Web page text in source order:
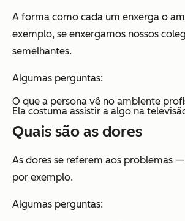
A forma como cada um enxerga o
exemplo, se enxergamos nossos
semelhantes.
Algumas perguntas:
O que a persona vê no ambiente
Ela costuma assistir a algo na
Quais são as dores
As dores se referem aos problemas
por exemplo.
Algumas perguntas: